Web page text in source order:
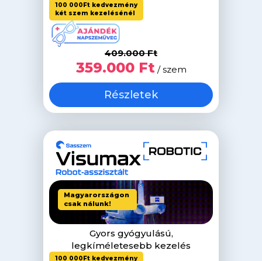
100 000Ft kedvezmény
két szem kezelésénél
409.000 Ft
359.000 Ft/ szem
Részletek
Gyors gyógyulású,
legkíméletesebb kezelés
100 000Ft kedvezmény